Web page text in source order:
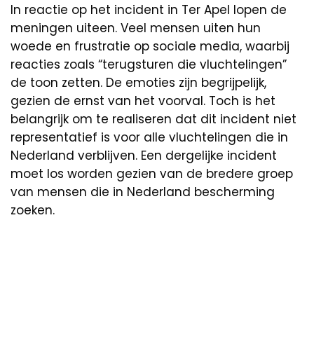
In reactie op het incident in Ter Apel lopen de
meningen uiteen. Veel mensen uiten hun
woede en frustratie op sociale media, waarbij
reacties zoals “terugsturen die vluchtelingen”
de toon zetten. De emoties zijn begrijpelijk,
gezien de ernst van het voorval. Toch is het
belangrijk om te realiseren dat dit incident niet
representatief is voor alle vluchtelingen die in
Nederland verblijven. Een dergelijke incident
moet los worden gezien van de bredere groep
van mensen die in Nederland bescherming
zoeken.